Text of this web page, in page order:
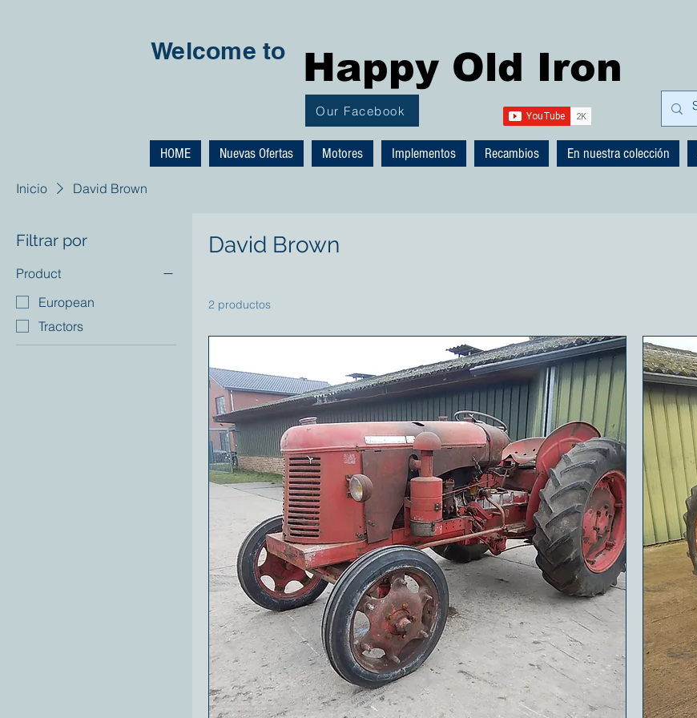
Welcome to Happy Old Iron
Our Facebook
HOME Nuevas Ofertas Motores Implementos Recambios En nuestra colección
Inicio David Brown
Filtrar por
Product
European
Tractors
David Brown
2 productos